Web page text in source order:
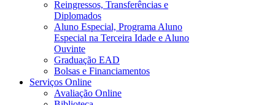
Reingressos, Transferências e
Diplomados
Aluno Especial, Programa Aluno
Especial na Terceira Idade e Aluno
Ouvinte
Graduação EAD
Bolsas e Financiamentos
Serviços Online
Avaliação Online